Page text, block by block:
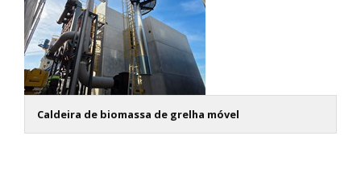
Caldeira de biomassa de grelha móvel